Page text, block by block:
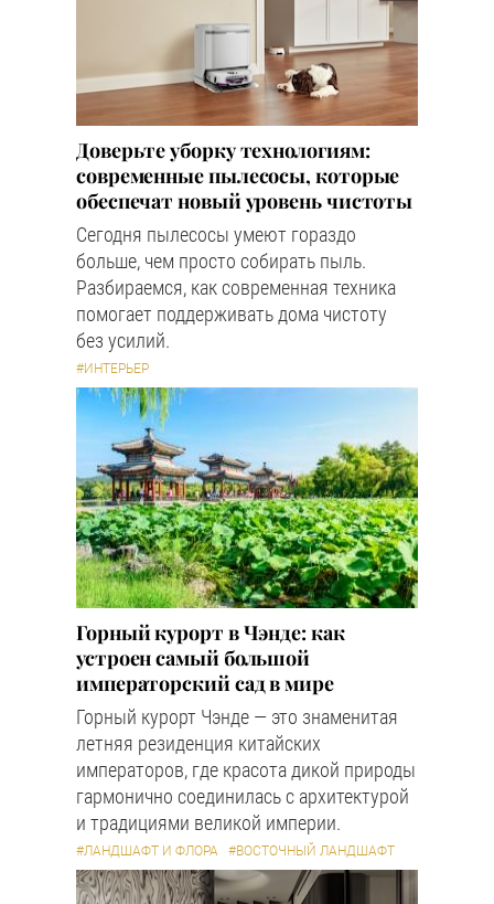
Доверьте уборку технологиям:
современные пылесосы, которые
обеспечат новый уровень чистоты
Сегодня пылесосы умеют гораздо
больше, чем просто собирать пыль.
Разбираемся, как современная техника
помогает поддерживать дома чистоту
без усилий.
#ИНТЕРЬЕР
Горный курорт в Чэнде: как
устроен самый большой
императорский сад в мире
Горный курорт Чэнде — это знаменитая
летняя резиденция китайских
императоров, где красота дикой природы
гармонично соединилась с архитектурой
и традициями великой империи.
#ЛАНДШАФТ И ФЛОРА #ВОСТОЧНЫЙ ЛАНДШАФТ